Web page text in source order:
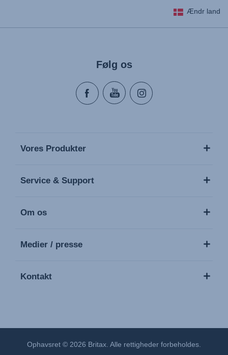
Ændr land
Følg os
Vores Produkter
Service & Support
Om os
Medier / presse
Kontakt
Ophavsret © 2026 Britax. Alle rettigheder forbeholdes.